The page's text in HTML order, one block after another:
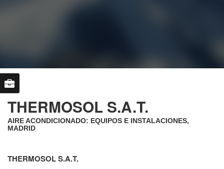
THERMOSOL S.A.T.
AIRE ACONDICIONADO: EQUIPOS E INSTALACIONES,
MADRID
THERMOSOL S.A.T.